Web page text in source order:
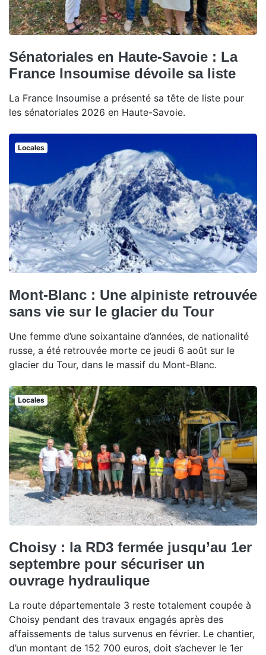
Sénatoriales en Haute-Savoie : La
France Insoumise dévoile sa liste
La France Insoumise a présenté sa tête de liste pour
les sénatoriales 2026 en Haute-Savoie.
Locales
Mont-Blanc : Une alpiniste retrouvée
sans vie sur le glacier du Tour
Une femme d’une soixantaine d’années, de nationalité
russe, a été retrouvée morte ce jeudi 6 août sur le
glacier du Tour, dans le massif du Mont-Blanc.
Locales
Choisy : la RD3 fermée jusqu’au 1er
septembre pour sécuriser un
ouvrage hydraulique
La route départementale 3 reste totalement coupée à
Choisy pendant des travaux engagés après des
affaissements de talus survenus en février. Le chantier,
d’un montant de 152 700 euros, doit s’achever le 1er